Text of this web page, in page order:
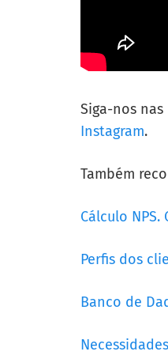
Siga-nos
Instagram.
Também
Cálculo
Perfis dos
Banco de